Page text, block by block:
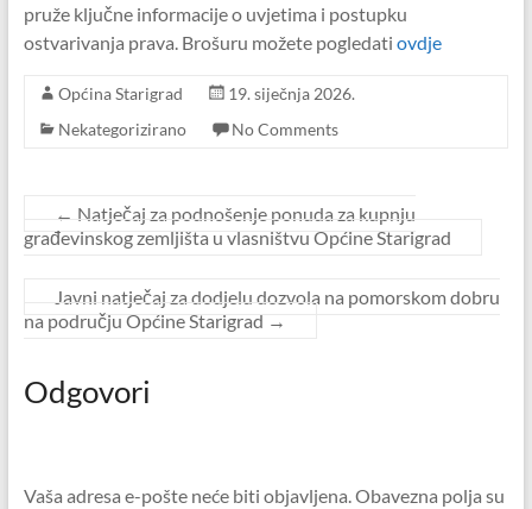
pruže ključne informacije o uvjetima i postupku
ostvarivanja prava. Brošuru možete pogledati ovdje
Općina Starigrad
19. siječnja 2026.
Nekategorizirano
No Comments
← Natječaj za podnošenje ponuda za kupnju
građevinskog zemljišta u vlasništvu Općine Starigrad
Javni natječaj za dodjelu dozvola na pomorskom dobru
na području Općine Starigrad →
Odgovori
Vaša adresa e-pošte neće biti objavljena.Obavezna polja su